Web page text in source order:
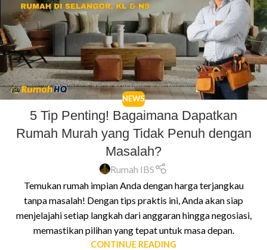
NEWS
5 Tip Penting! Bagaimana Dapatkan
Rumah Murah yang Tidak Penuh dengan
Masalah?
Rumah IBS
Temukan rumah impian Anda dengan harga terjangkau
tanpa masalah! Dengan tips praktis ini, Anda akan siap
menjelajahi setiap langkah dari anggaran hingga negosiasi,
memastikan pilihan yang tepat untuk masa depan.
CONTINUE READING